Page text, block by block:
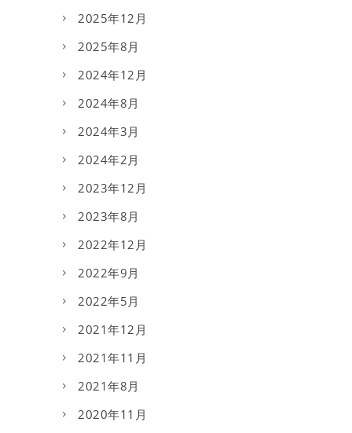
2025年12月
2025年8月
2024年12月
2024年8月
2024年3月
2024年2月
2023年12月
2023年8月
2022年12月
2022年9月
2022年5月
2021年12月
2021年11月
2021年8月
2020年11月